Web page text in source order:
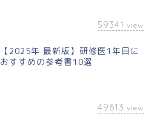
59341 view
【2025年 最新版】研修医1年目に
おすすめの参考書10選
49613 view